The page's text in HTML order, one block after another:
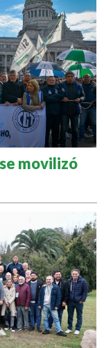
movilizó